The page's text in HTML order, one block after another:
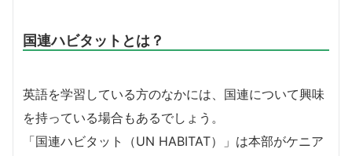
国連ハビタットとは？
英語を学習している方のなかには、国連について興味
を持っている場合もあるでしょう。
「国連ハビタット（UN HABITAT）」は本部がケニア